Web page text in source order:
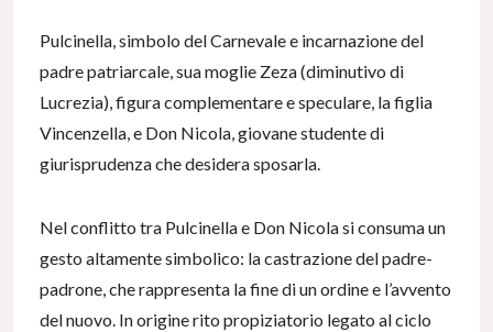
Pulcinella, simbolo del Carnevale e incarnazione del
padre patriarcale, sua moglie Zeza (diminutivo di
Lucrezia), figura complementare e speculare, la figlia
Vincenzella, e Don Nicola, giovane studente di
giurisprudenza che desidera sposarla.
Nel conflitto tra Pulcinella e Don Nicola si consuma un
gesto altamente simbolico: la castrazione del padre-
padrone, che rappresenta la fine di un ordine e l’avvento
del nuovo. In origine rito propiziatorio legato al ciclo